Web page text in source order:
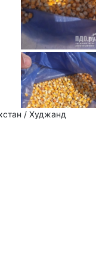
/ Худжанд